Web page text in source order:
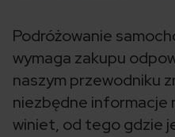
Podróżowanie
wymaga zakupu
naszym przewodniku
niezbędne informacje
winiet, od tego gdzie